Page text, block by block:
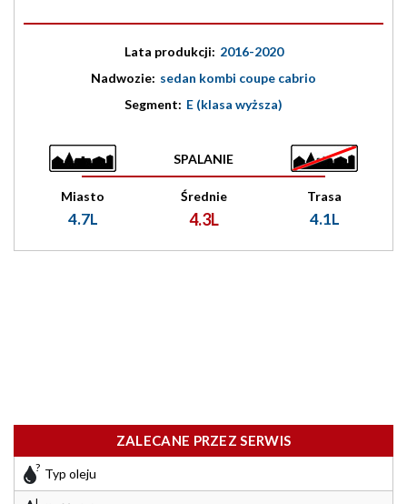
Lata produkcji: 2016-2020
Nadwozie: sedan kombi coupe cabrio
Segment: E (klasa wyższa)
SPALANIE
Miasto
4.7L
Średnie
4.3L
Trasa
4.1L
ZALECANE PRZEZ SERWIS
Typ oleju